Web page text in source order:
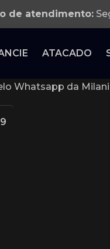
de atendimento:
ATACADO
Whatsapp da